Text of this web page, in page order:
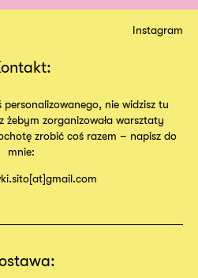
Instagram
personalizowanego, nie widzisz tu
żebym zorganizowała warsztaty
zrobić coś razem – napisz do
mnie: